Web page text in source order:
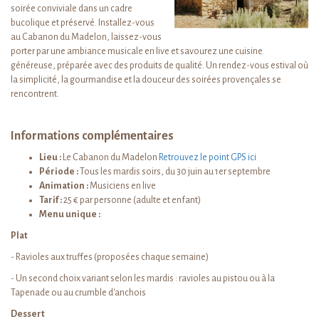
soirée conviviale dans un cadre
bucolique et préservé. Installez-vous
au Cabanon du Madelon, laissez-vous
porter par une ambiance musicale en live et savourez une cuisine
généreuse, préparée avec des produits de qualité. Un rendez-vous estival où
la simplicité, la gourmandise et la douceur des soirées provençales se
rencontrent.
Informations complémentaires
Lieu : Le Cabanon du Madelon Retrouvez le point GPS ici
Période : Tous les mardis soirs, du 30 juin au 1er septembre
Animation : Musiciens en live
Tarif :25 € par personne (adulte et enfant)
Menu unique :
Plat
- Ravioles aux truffes (proposées chaque semaine)
- Un second choix variant selon les mardis : ravioles au pistou ou à la
Tapenade ou au crumble d'anchois
Dessert